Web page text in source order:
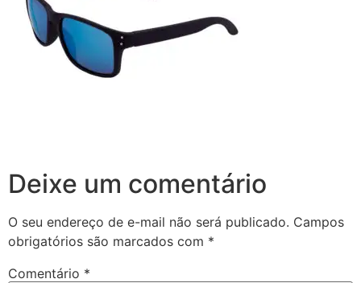
Deixe um comentário
O seu endereço de e-mail não será publicado. Campos
obrigatórios são marcados com *
Comentário *